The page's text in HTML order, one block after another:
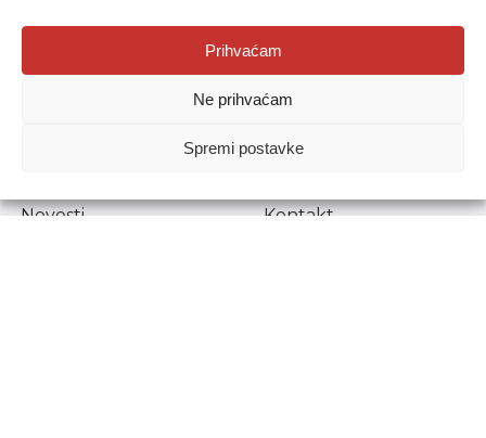
Prihvaćam
Ne prihvaćam
Spremi postavke
Agencija za odgoj i obrazovanje
Donje Svetice 38, 10000 Zagreb
1778129
Prenošenje sadržaja dopušteno je uz navođenje izvora.
Novosti
Kontakt